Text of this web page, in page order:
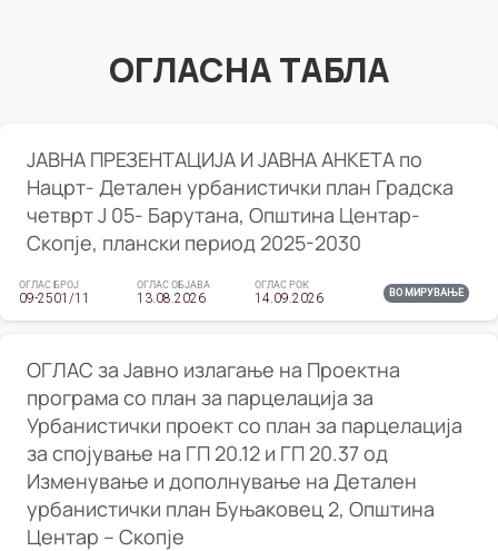
ОГЛАСНА ТАБЛА
ЈАВНА ПРЕЗЕНТАЦИЈА И ЈАВНА АНКЕТА по
Нацрт- Детален урбанистички план Градска
четврт Ј 05- Барутана, Општина Центар-
Скопје, плански период 2025-2030
ОГЛАС БРОЈ
09-2501/11
ОГЛАС ОБЈАВА
13.08.2026
ОГЛАС РОК
14.09.2026 ВО МИРУВАЊЕ
ОГЛАС за Јавно излагање на Проектна
програма со план за парцелација за
Урбанистички проект со план за парцелација
за спојување на ГП 20.12 и ГП 20.37 од
Изменување и дополнување на Детален
урбанистички план Буњаковец 2, Општина
Центар – Скопје